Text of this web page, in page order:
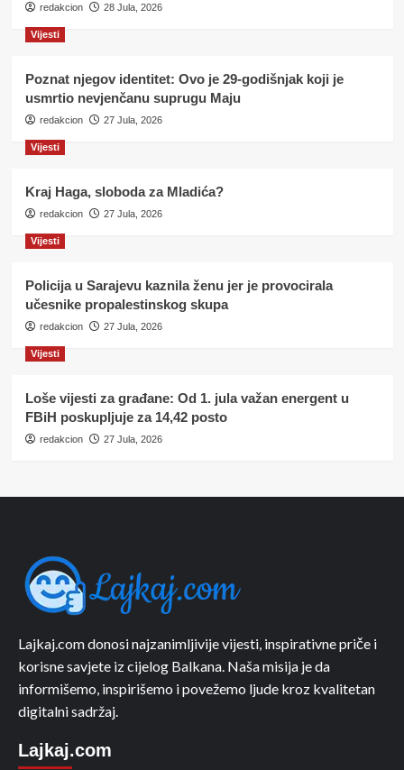
redakcion 28 Jula, 2026
Vijesti
Poznat njegov identitet: Ovo je 29-godišnjak koji je
usmrtio nevjenčanu suprugu Maju
redakcion 27 Jula, 2026
Vijesti
Kraj Haga, sloboda za Mladića?
redakcion 27 Jula, 2026
Vijesti
Policija u Sarajevu kaznila ženu jer je provocirala
učesnike propalestinskog skupa
redakcion 27 Jula, 2026
Vijesti
Loše vijesti za građane: Od 1. jula važan energent u
FBiH poskupljuje za 14,42 posto
redakcion 27 Jula, 2026
Lajkaj.com donosi najzanimljivije vijesti, inspirativne priče i
korisne savjete iz cijelog Balkana. Naša misija je da
informišemo, inspirišemo i povežemo ljude kroz kvalitetan
digitalni sadržaj.
Lajkaj.com